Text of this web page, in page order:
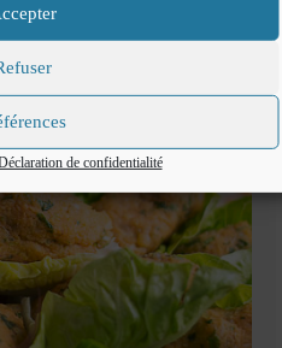
de confidentialité